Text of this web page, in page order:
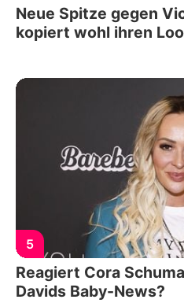
Neue Spitze gegen
kopiert wohl ihren
5
Reagiert Cora
Davids Baby-News?